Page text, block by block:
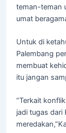
teman-teman
umat
Untuk di
Palembang
membuat
itu jangan
“Terkait
jadi tugas dari